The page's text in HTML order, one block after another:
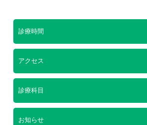
診療時間
アクセス
診療科目
お知らせ